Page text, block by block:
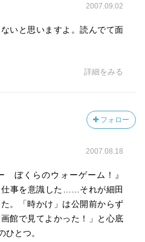
2007.09.02
いと思いますよ。読んでて面
詳細をみる
フォロー
2007.08.18
ぼくらのウォーゲーム！』
仕事を意識した……それが細田
。「時かけ」は公開前からず
館で見てよかった！」と心底
ひとつ。